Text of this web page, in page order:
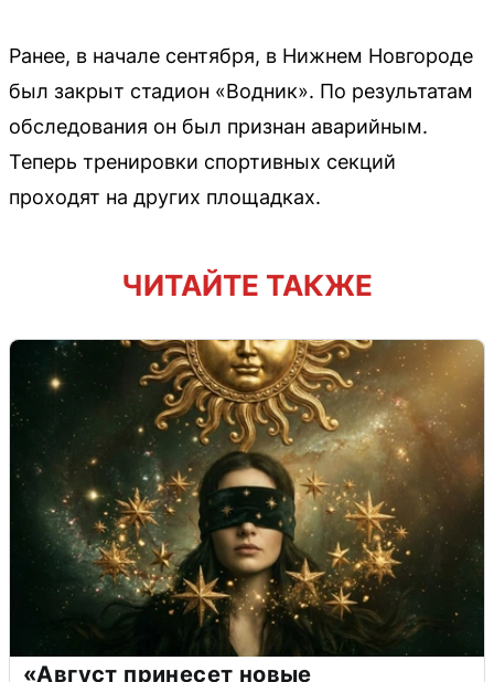
Ранее, в начале сентября, в Нижнем Новгороде
был закрыт стадион «Водник». По результатам
обследования он был признан аварийным.
Теперь тренировки спортивных секций
проходят на других площадках.
ЧИТАЙТЕ ТАКЖЕ
«Август принесет новые